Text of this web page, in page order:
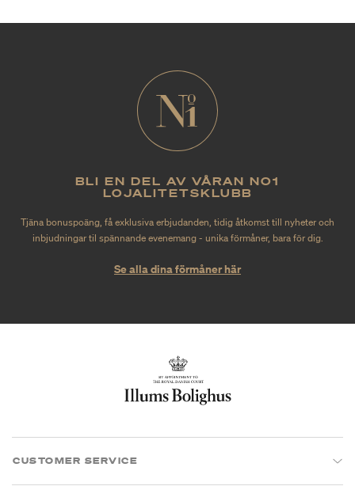
BLI EN DEL AV VÅRAN NO1
LOJALITETSKLUBB
Tjäna bonuspoäng, få exklusiva erbjudanden, tidig åtkomst till nyheter och
inbjudningar til spännande evenemang - unika förmåner, bara för dig.
Se alla dina förmåner här
CUSTOMER SERVICE